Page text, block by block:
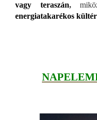
vagy teraszán,
energiatakarékos